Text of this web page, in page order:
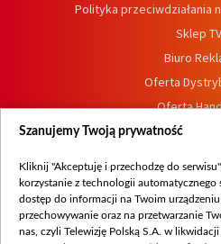
Polityka przeciwdziałania
Sklep
Biuro
Oferta
Oferta
Procedura
Szanujemy Twoją prywatność
Kliknij "Akceptuję i przechodzę do
korzystanie z technologii automatycznego
dostęp do informacji na Twoim
przechowywanie oraz na przetwarzanie
nas, czyli Telewizję Polską S.A. w likwidacji